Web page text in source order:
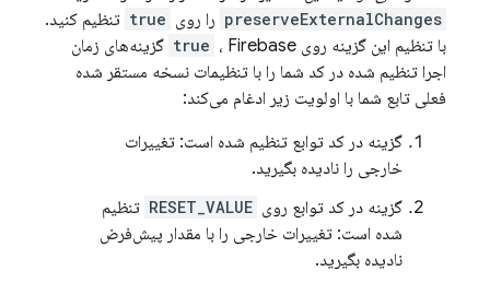
preserveExternalChanges را روی true تنظیم کنید.
با تنظیم این گزینه روی
true ، Firebase گزینه‌های زمان
اجرا تنظیم شده در کد شما را با تنظیمات نسخه مستقر شده
فعلی تابع شما با اولویت زیر ادغام می‌کند:
گزینه در کد توابع تنظیم شده است: تغییرات
خارجی را نادیده بگیرید.
گزینه در کد توابع روی RESET_VALUE تنظیم
شده است: تغییرات خارجی را با مقدار پیش‌فرض
نادیده بگیرید.